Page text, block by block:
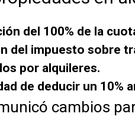
del 100% de la
del impuesto sobre
por alquileres.
de deducir un 10%
cambios